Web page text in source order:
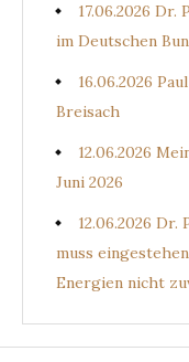
17.06.2026
im Deutschen
16.06.2026
Breisach
12.06.2026
Juni 2026
12.06.2026
muss
Energien nicht